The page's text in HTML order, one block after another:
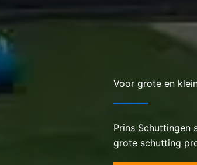
Voor grote en
Prins Schuttingen
grote schutting